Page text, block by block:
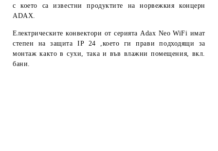
с което са известни продуктите на норвежкия концерн
ADAX.
Електрическите конвектори от серията Adax Neo WiFi имат
степен на защита IP 24 ,което ги прави подходящи за
монтаж както в сухи, така и във влажни помещения, вкл.
бани.